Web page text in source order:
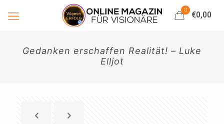
0
€0,00
Gedanken erschaffen Realität! – Luke
Elljot